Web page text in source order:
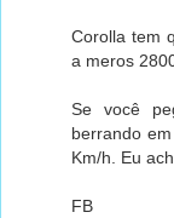
Corolla tem
a meros
Se você
berrando
Km/h. Eu
FB